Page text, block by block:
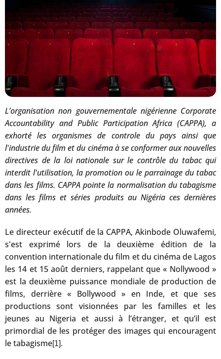
L’organisation non gouvernementale nigérienneCorporate
Accountability and Public Participation Africa (CAPPA), a
exhorté les organismes de controle du pays ainsi que
l'industrie du film et du cinéma à se conformer aux nouvelles
directives de la loi nationale sur le contrôle du tabac qui
interdit l'utilisation, la promotion ou le parrainage du tabac
dans les films. CAPPA pointe la normalisation du tabagisme
dans les films et séries produits au Nigéria ces dernières
années.
Le directeur exécutif de la CAPPA, Akinbode Oluwafemi,
s'est exprimé lors de la deuxième édition de la
convention internationale du film et du cinéma de Lagos
les 14 et 15 août derniers, rappelant que « Nollywood »
est la deuxième puissance mondiale de production de
films, derrière « Bollywood » en Inde, et que ses
productions sont visionnées par les familles et les
jeunes au Nigeria et aussi à l’étranger, et qu’il est
primordial de les protéger des images qui encouragent
le tabagisme[1].